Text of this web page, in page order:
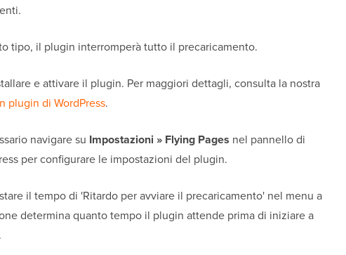
tipo, il plugin interromperà tutto il precaricamento.
e attivare il plugin. Per maggiori dettagli, consulta la nostra
plugin di WordPress.
navigare su Impostazioni » Flying Pages nel pannello di
per configurare le impostazioni del plugin.
il tempo di 'Ritardo per avviare il precaricamento' nel menu a
determina quanto tempo il plugin attende prima di iniziare a